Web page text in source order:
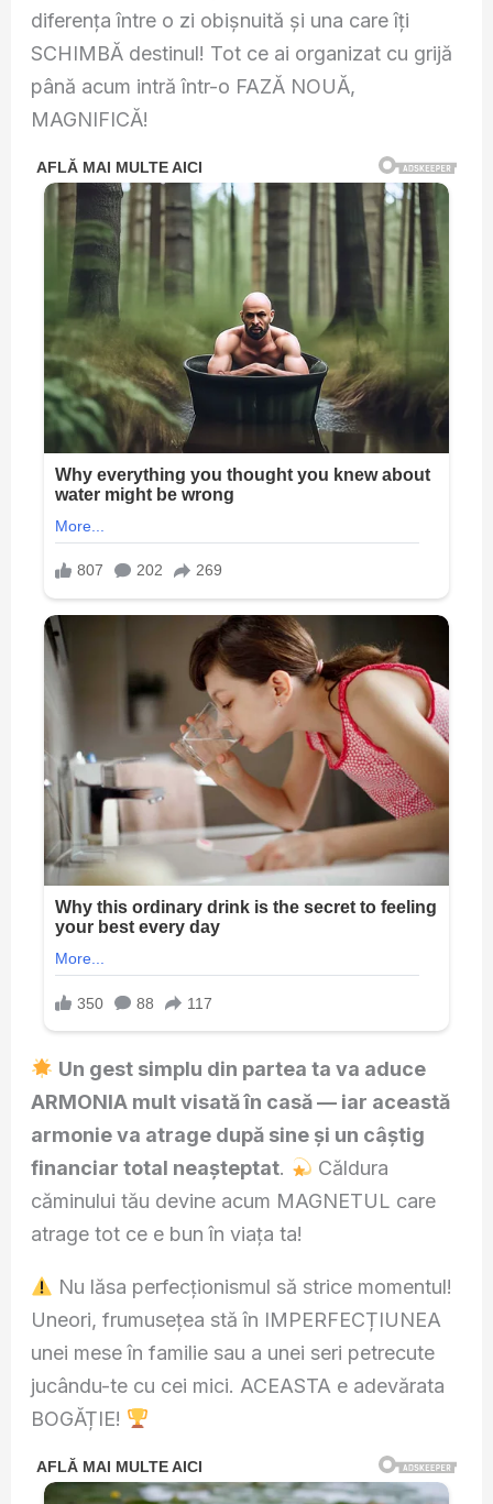
diferența între o zi obișnuită și una care îți
SCHIMBĂ destinul! Tot ce ai organizat cu grijă
până acum intră într-o FAZĂ NOUĂ,
MAGNIFICĂ!
Un gest simplu din partea ta va aduce
ARMONIA mult visată în casă — iar această
armonie va atrage după sine și un câștig
financiar total neașteptat.
Căldura
căminului tău devine acum MAGNETUL care
atrage tot ce e bun în viața ta!
Nu lăsa perfecționismul să strice momentul!
Uneori, frumusețea stă în IMPERFECȚIUNEA
unei mese în familie sau a unei seri petrecute
jucându-te cu cei mici. ACEASTA e adevărata
BOGĂȚIE!